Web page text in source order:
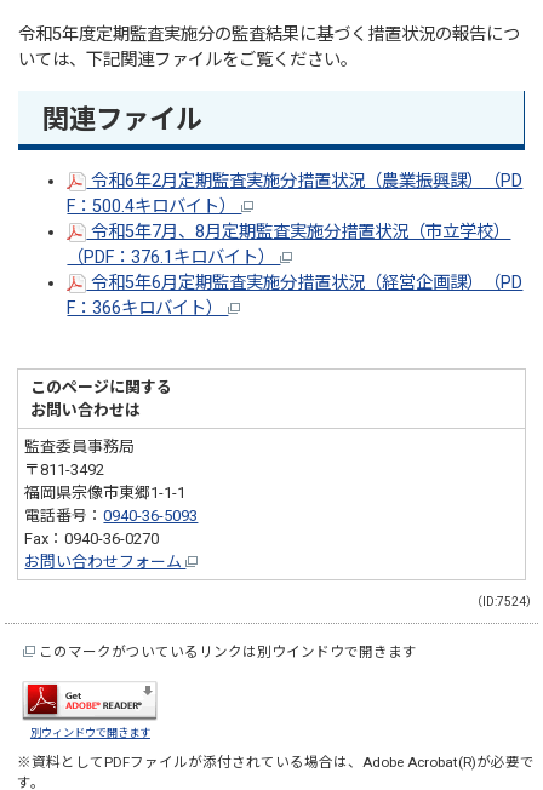
令和5年度定期監査実施分の監査結果に基づく措置状況の報告につ
いては、下記関連ファイルをご覧ください。
関連ファイル
令和6年2月定期監査実施分措置状況（農業振興課）（PD
F：500.4キロバイト）
令和5年7月、8月定期監査実施分措置状況（市立学校）
（PDF：376.1キロバイト）
令和5年6月定期監査実施分措置状況（経営企画課）（PD
F：366キロバイト）
このページに関する
お問い合わせは
監査委員事務局
〒811-3492
福岡県宗像市東郷1-1-1
電話番号：0940-36-5093
Fax：0940-36-0270
お問い合わせフォーム
（ID:7524）
このマークがついているリンクは別ウインドウで開きます
別ウィンドウで開きます
※資料としてPDFファイルが添付されている場合は、Adobe Acrobat(R)が必要で
す。